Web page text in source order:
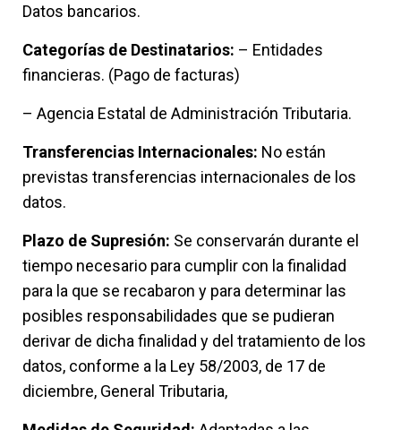
Datos bancarios.
Categorías de Destinatarios: – Entidades
financieras. (Pago de facturas)
– Agencia Estatal de Administración Tributaria.
Transferencias Internacionales: No están
previstas transferencias internacionales de los
datos.
Plazo de Supresión: Se conservarán durante el
tiempo necesario para cumplir con la finalidad
para la que se recabaron y para determinar las
posibles responsabilidades que se pudieran
derivar de dicha finalidad y del tratamiento de los
datos, conforme a la Ley 58/2003, de 17 de
diciembre, General Tributaria,